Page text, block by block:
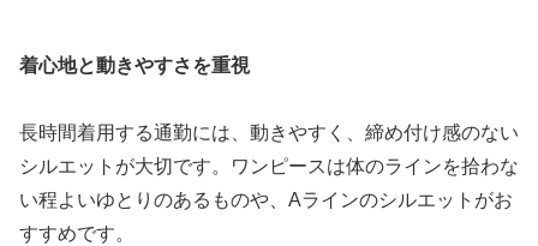
着心地と動きやすさを重視
長時間着用する通勤には、動きやすく、締め付け感のない
シルエットが大切です。ワンピースは体のラインを拾わな
い程よいゆとりのあるものや、Aラインのシルエットがお
すすめです。